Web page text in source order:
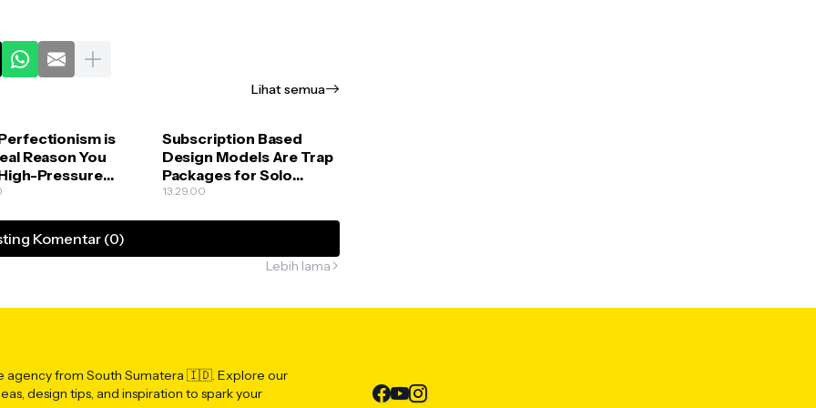
Lihat semua
is
Reason You
Pressure
Deadlines
Subscription Based
Design Models Are Trap
Packages for Solo
Creators
13.29.00
Komentar (0)
Lebih lama
agency from South Sumatera 🇮🇩. Explore our
design tips, and inspiration to spark your